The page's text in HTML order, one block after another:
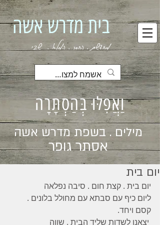
בית מדרש אשה
מחדשת . החסר . המלא . שבי
וַאֲפִלּוּ בְּהַסְתָּרָה
מילים . בשפת מדרש אשה
אסתר גופר
יום בית
יום בית . קצת חום . סיבה נפלאה
ליום כיף עם סבתא עם מחולל בלונים .
קסם ויחד.